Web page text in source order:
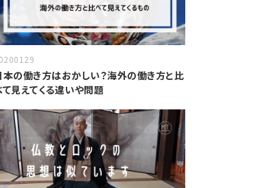
本の働き方はおかしい？海外の働き方と比
て見えてくる違いや問題